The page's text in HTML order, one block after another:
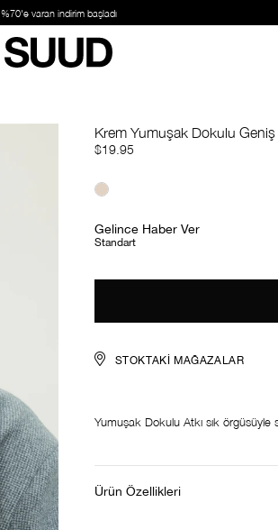
%70'e varan indirim başladı
Krem Yumuşak Dokulu Geniş
$19.95
Gelince Haber Ver
Standart
STOKTAKI MAĞAZALAR
Yumuşak Dokulu Atkı sık örgüsüyle
Ürün Özellikleri